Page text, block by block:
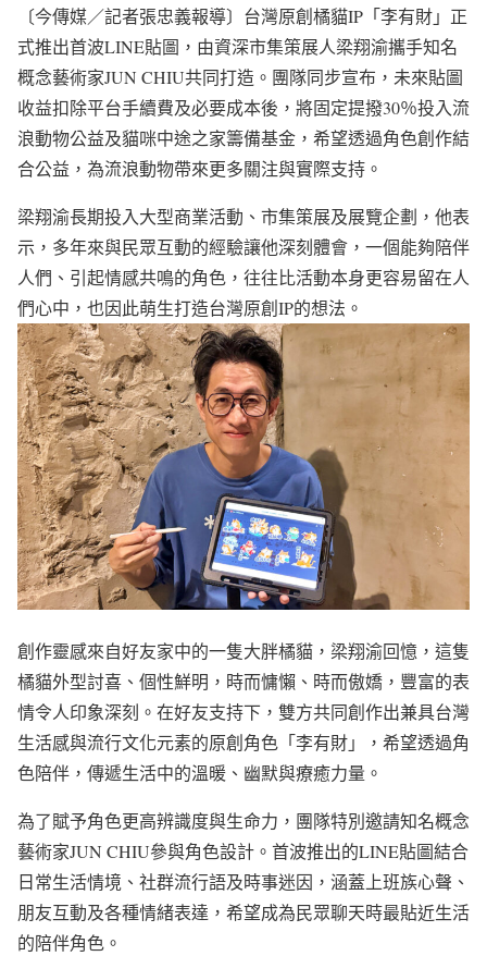
〔今傳媒／記者張忠義報導〕台灣原創橘貓IP「李有財」正
式推出首波LINE貼圖，由資深市集策展人梁翔渝攜手知名
概念藝術家JUN CHIU共同打造。團隊同步宣布，未來貼圖
收益扣除平台手續費及必要成本後，將固定提撥30％投入流
浪動物公益及貓咪中途之家籌備基金，希望透過角色創作結
合公益，為流浪動物帶來更多關注與實際支持。
梁翔渝長期投入大型商業活動、市集策展及展覽企劃，他表
示，多年來與民眾互動的經驗讓他深刻體會，一個能夠陪伴
人們、引起情感共鳴的角色，往往比活動本身更容易留在人
們心中，也因此萌生打造台灣原創IP的想法。
創作靈感來自好友家中的一隻大胖橘貓，梁翔渝回憶，這隻
橘貓外型討喜、個性鮮明，時而慵懶、時而傲嬌，豐富的表
情令人印象深刻。在好友支持下，雙方共同創作出兼具台灣
生活感與流行文化元素的原創角色「李有財」，希望透過角
色陪伴，傳遞生活中的溫暖、幽默與療癒力量。
為了賦予角色更高辨識度與生命力，團隊特別邀請知名概念
藝術家JUN CHIU參與角色設計。首波推出的LINE貼圖結合
日常生活情境、社群流行語及時事迷因，涵蓋上班族心聲、
朋友互動及各種情緒表達，希望成為民眾聊天時最貼近生活
的陪伴角色。